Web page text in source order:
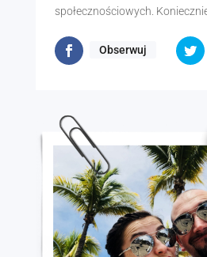
społecznościowych.
Obserwuj